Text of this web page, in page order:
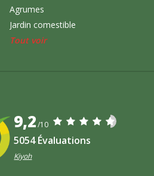
Agrumes
Jardin comestible
Tout voir
9,2 /10
5054 Évaluations
Kiyoh